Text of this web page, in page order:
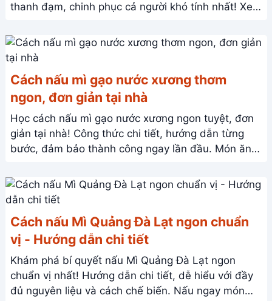
thanh đạm, chinh phục cả người khó tính nhất! Xem
Cách nấu mì gạo nước xương thơm
ngon, đơn giản tại nhà
Học cách nấu mì gạo nước xương ngon tuyệt, đơn
giản tại nhà! Công thức chi tiết, hướng dẫn từng
bước, đảm bảo thành công ngay lần đầu. Món ăn
Cách nấu Mì Quảng Đà Lạt ngon chuẩn
vị - Hướng dẫn chi tiết
Khám phá bí quyết nấu Mì Quảng Đà Lạt ngon
chuẩn vị nhất! Hướng dẫn chi tiết, dễ hiểu với đầy
đủ nguyên liệu và cách chế biến. Nấu ngay món